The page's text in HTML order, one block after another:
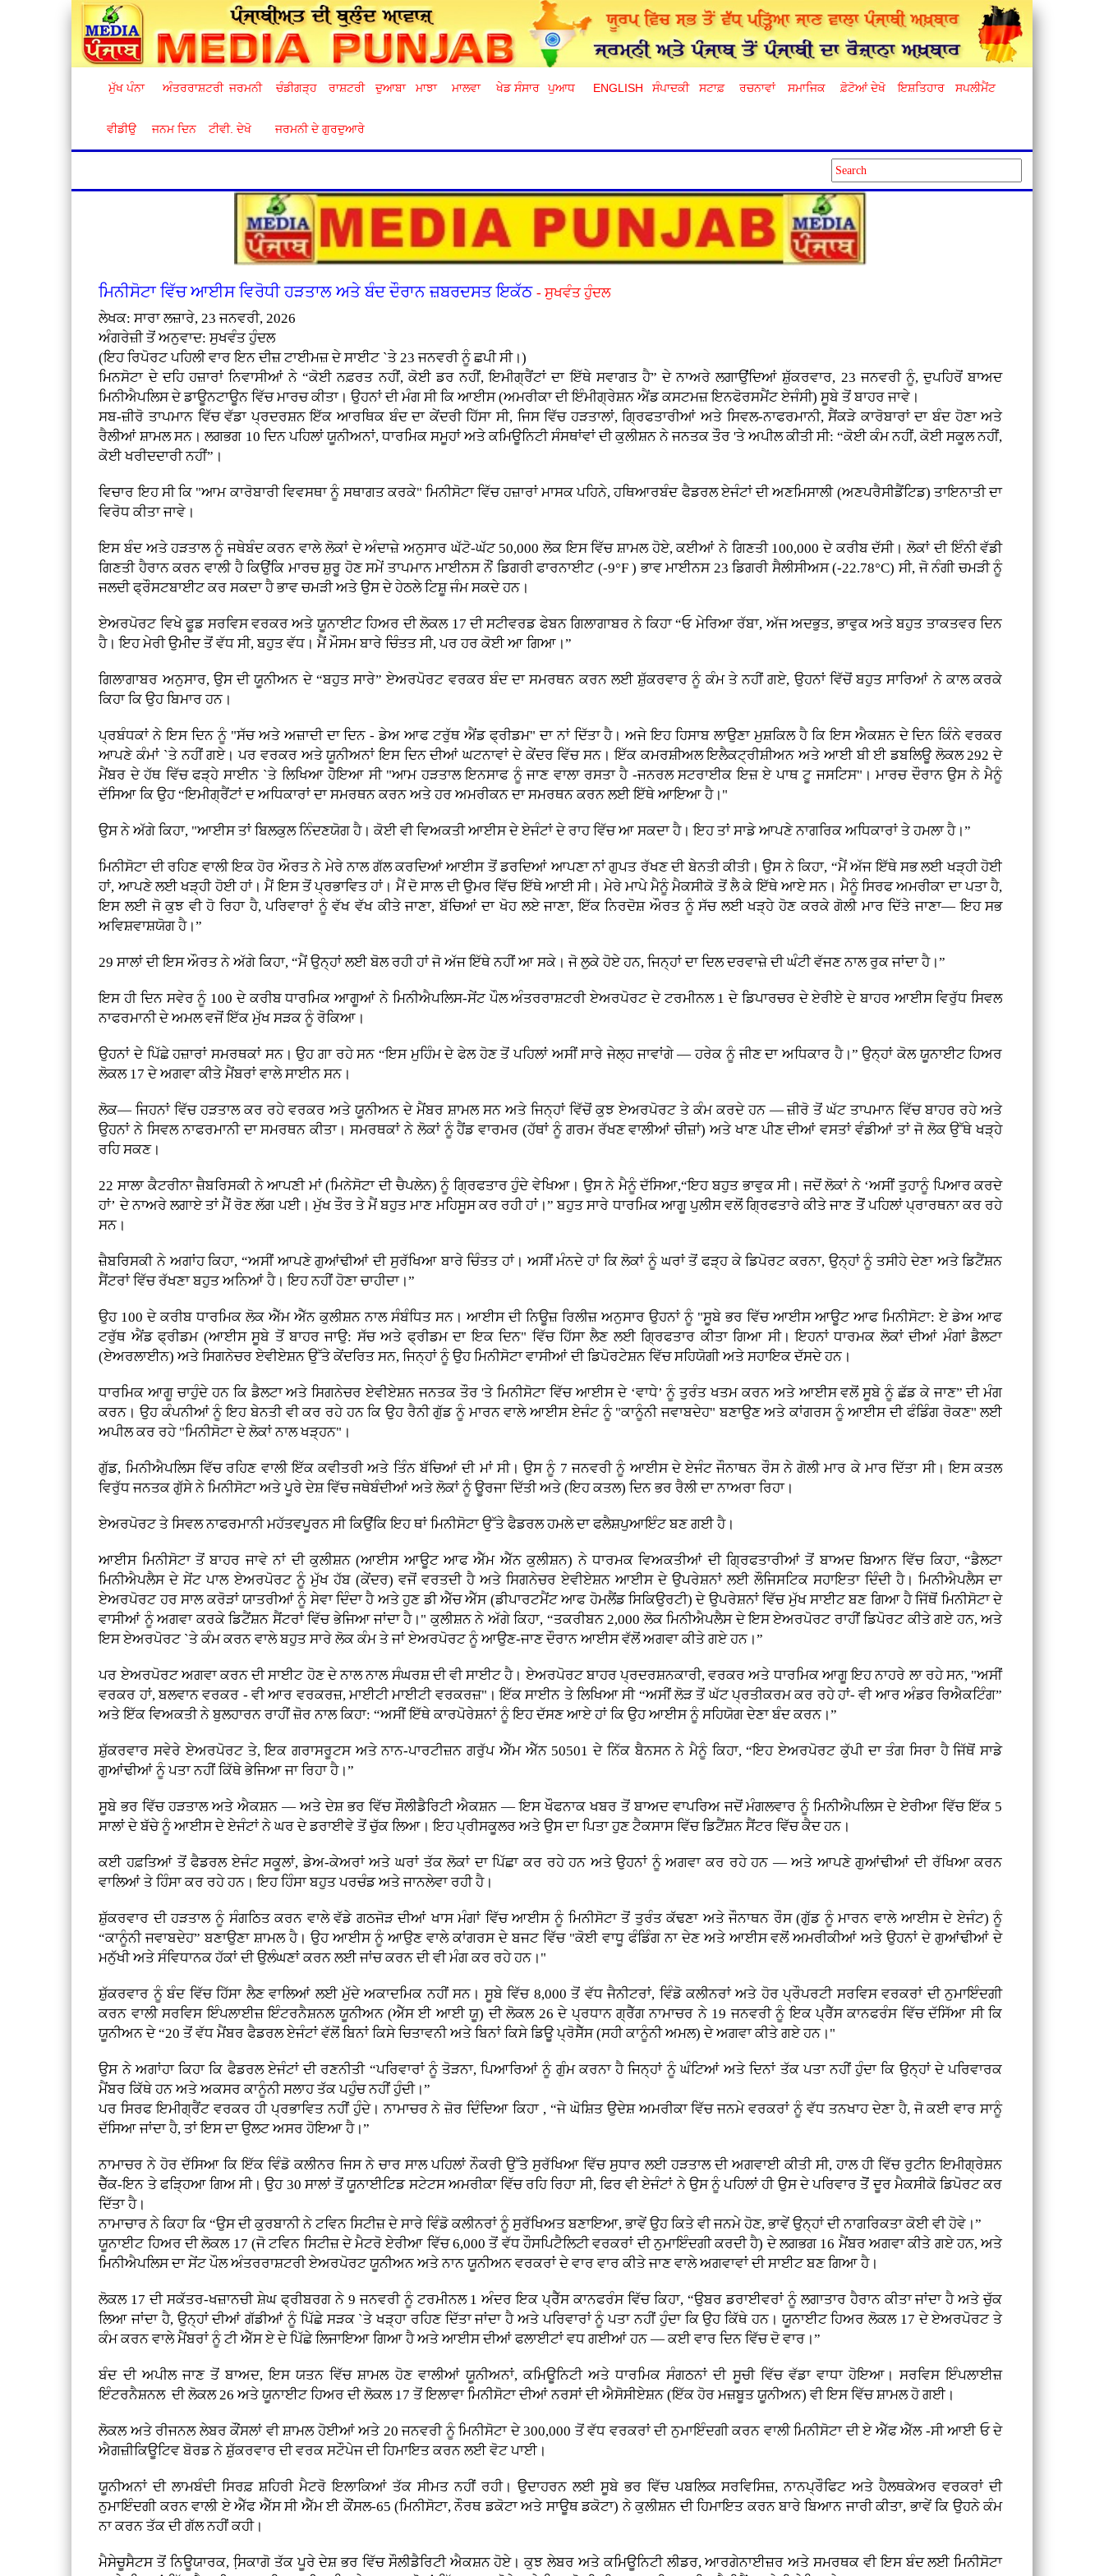
ਮੁੱਖ ਪੰਨਾ ਅੰਤਰਰਾਸ਼ਟਰੀ ਜਰਮਨੀ ਚੰਡੀਗੜ੍ਹ ਰਾਸ਼ਟਰੀ ਦੁਆਬਾ ਮਾਝਾ ਮਾਲਵਾ ਖੇਡ ਸੰਸਾਰ ਪੁਆਧ ENGLISH ਸੰਪਾਦਕੀ ਸਟਾਫ਼ ਰਚਨਾਵਾਂ ਸਮਾਜਿਕ ਫ਼ੋਟੋਆਂ ਦੇਖੋ ਇਸ਼ਤਿਹਾਰ ਸਪਲੀਮੈਂਟ
ਵੀਡੀਉ ਜਨਮ ਦਿਨ ਟੀਵੀ. ਦੇਖੋ ਜਰਮਨੀ ਦੇ ਗੁਰਦੁਆਰੇ
ਮਿਨੀਸੋਟਾ ਵਿੱਚ ਆਈਸ ਵਿਰੋਧੀ ਹੜਤਾਲ ਅਤੇ ਬੰਦ ਦੌਰਾਨ ਜ਼ਬਰਦਸਤ ਇਕੱਠ- ਸੁਖਵੰਤ ਹੁੰਦਲ
ਲੇਖਕ: ਸਾਰਾ ਲਜ਼ਾਰੇ, 23 ਜਨਵਰੀ, 2026
ਅੰਗਰੇਜ਼ੀ ਤੋਂ ਅਨੁਵਾਦ: ਸੁਖਵੰਤ ਹੁੰਦਲ
(ਇਹ ਰਿਪੋਰਟ ਪਹਿਲੀ ਵਾਰ ਇਨ ਦੀਜ਼ ਟਾਈਮਜ਼ ਦੇ ਸਾਈਟ `ਤੇ 23 ਜਨਵਰੀ ਨੂੰ ਛਪੀ ਸੀ।)
ਮਿਨਸੋਟਾ ਦੇ ਦਹਿ ਹਜ਼ਾਰਾਂ ਨਿਵਾਸੀਆਂ ਨੇ “ਕੋਈ ਨਫ਼ਰਤ ਨਹੀਂ, ਕੋਈ ਡਰ ਨਹੀਂ, ਇਮੀਗ੍ਰੈਂਟਾਂ ਦਾ ਇੱਥੇ ਸਵਾਗਤ ਹੈ” ਦੇ ਨਾਅਰੇ ਲਗਾਉਂਂਦਿਆਂ ਸ਼ੁੱਕਰਵਾਰ, 23 ਜਨਵਰੀ ਨੂੰ, ਦੁਪਹਿਰੋਂ ਬਾਅਦ
ਮਿਨੀਐਪਲਿਸ ਦੇ ਡਾਊਨਟਾਊਨ ਵਿੱਚ ਮਾਰਚ ਕੀਤਾ। ਉਹਨਾਂ ਦੀ ਮੰਗ ਸੀ ਕਿ ਆਈਸ (ਅਮਰੀਕਾ ਦੀ ਇੰਮੀਗ੍ਰੇਸ਼ਨ ਐਂਡ ਕਸਟਮਜ਼ ਇਨਫੋਰਸਮੈਂਟ ਏਜੰਸੀ) ਸੂਬੇ ਤੋਂ ਬਾਹਰ ਜਾਵੇ।
ਸਬ-ਜ਼ੀਰੋ ਤਾਪਮਾਨ ਵਿੱਚ ਵੱਡਾ ਪ੍ਰਦਰਸ਼ਨ ਇੱਕ ਆਰਥਿਕ ਬੰਦ ਦਾ ਕੇਂਦਰੀ ਹਿੱਸਾ ਸੀ, ਜਿਸ ਵਿੱਚ ਹੜਤਾਲਾਂ, ਗ੍ਰਿਫਤਾਰੀਆਂ ਅਤੇ ਸਿਵਲ-ਨਾਫਰਮਾਨੀ, ਸੈਂਕੜੇ ਕਾਰੋਬਾਰਾਂ ਦਾ ਬੰਦ ਹੋਣਾ ਅਤੇ
ਰੈਲੀਆਂ ਸ਼ਾਮਲ ਸਨ। ਲਗਭਗ 10 ਦਿਨ ਪਹਿਲਾਂ ਯੂਨੀਅਨਾਂ, ਧਾਰਮਿਕ ਸਮੂਹਾਂ ਅਤੇ ਕਮਿਊਨਿਟੀ ਸੰਸਥਾਂਵਾਂ ਦੀ ਕੁਲੀਸ਼ਨ ਨੇ ਜਨਤਕ ਤੌਰ 'ਤੇ ਅਪੀਲ ਕੀਤੀ ਸੀ: “ਕੋਈ ਕੰਮ ਨਹੀਂ, ਕੋਈ ਸਕੂਲ ਨਹੀਂ,
ਕੋਈ ਖਰੀਦਦਾਰੀ ਨਹੀਂ”।
ਵਿਚਾਰ ਇਹ ਸੀ ਕਿ "ਆਮ ਕਾਰੋਬਾਰੀ ਵਿਵਸਥਾ ਨੂੰ ਸਥਾਗਤ ਕਰਕੇ" ਮਿਨੀਸੋਟਾ ਵਿੱਚ ਹਜ਼ਾਰਾਂ ਮਾਸਕ ਪਹਿਨੇ, ਹਥਿਆਰਬੰਦ ਫੈਡਰਲ ਏਜੰਟਾਂ ਦੀ ਅਣਮਿਸਾਲੀ (ਅਣਪਰੈਸੀਡੈਂਟਿਡ) ਤਾਇਨਾਤੀ ਦਾ
ਵਿਰੋਧ ਕੀਤਾ ਜਾਵੇ।
ਇਸ ਬੰਦ ਅਤੇ ਹੜਤਾਲ ਨੂੰ ਜਥੇਬੰਦ ਕਰਨ ਵਾਲੇ ਲੋਕਾਂ ਦੇ ਅੰਦਾਜ਼ੇ ਅਨੁਸਾਰ ਘੱਟੋ-ਘੱਟ 50,000 ਲੋਕ ਇਸ ਵਿੱਚ ਸ਼ਾਮਲ ਹੋਏ, ਕਈਆਂ ਨੇ ਗਿਣਤੀ 100,000 ਦੇ ਕਰੀਬ ਦੱਸੀ। ਲੋਕਾਂ ਦੀ ਇੰਨੀ ਵੱਡੀ
ਗਿਣਤੀ ਹੈਰਾਨ ਕਰਨ ਵਾਲੀ ਹੈ ਕਿਉਂਕਿ ਮਾਰਚ ਸ਼ੁਰੂ ਹੋਣ ਸਮੇਂ ਤਾਪਮਾਨ ਮਾਈਨਸ ਨੌਂ ਡਿਗਰੀ ਫਾਰਨਾਈਟ (-9°F ) ਭਾਵ ਮਾਈਨਸ 23 ਡਿਗਰੀ ਸੈਲੀਸੀਅਸ (-22.78°C) ਸੀ, ਜੋ ਨੰਗੀ ਚਮੜੀ ਨੂੰ
ਜਲਦੀ ਫ੍ਰੌਸਟਬਾਈਟ ਕਰ ਸਕਦਾ ਹੈ ਭਾਵ ਚਮੜੀ ਅਤੇ ਉਸ ਦੇ ਹੇਠਲੇ ਟਿਸ਼ੂ ਜੰਮ ਸਕਦੇ ਹਨ।
ਏਅਰਪੋਰਟ ਵਿਖੇ ਫੂਡ ਸਰਵਿਸ ਵਰਕਰ ਅਤੇ ਯੂਨਾਈਟ ਹਿਅਰ ਦੀ ਲੋਕਲ 17 ਦੀ ਸਟੀਵਰਡ ਫੇਬਨ ਗਿਲਾਗਾਬਰ ਨੇ ਕਿਹਾ “ਓ ਮੇਰਿਆ ਰੱਬਾ, ਅੱਜ ਅਦਭੁਤ, ਭਾਵੁਕ ਅਤੇ ਬਹੁਤ ਤਾਕਤਵਰ ਦਿਨ
ਹੈ। ਇਹ ਮੇਰੀ ਉਮੀਦ ਤੋਂ ਵੱਧ ਸੀ, ਬਹੁਤ ਵੱਧ। ਮੈਂ ਮੌਸਮ ਬਾਰੇ ਚਿੰਤਤ ਸੀ, ਪਰ ਹਰ ਕੋਈ ਆ ਗਿਆ।”
ਗਿਲਾਗਾਬਰ ਅਨੁਸਾਰ, ਉਸ ਦੀ ਯੂਨੀਅਨ ਦੇ “ਬਹੁਤ ਸਾਰੇ” ਏਅਰਪੋਰਟ ਵਰਕਰ ਬੰਦ ਦਾ ਸਮਰਥਨ ਕਰਨ ਲਈ ਸ਼ੁੱਕਰਵਾਰ ਨੂੰ ਕੰਮ ਤੇ ਨਹੀਂ ਗਏ, ਉਹਨਾਂ ਵਿੱਚੋਂ ਬਹੁਤ ਸਾਰਿਆਂ ਨੇ ਕਾਲ ਕਰਕੇ
ਕਿਹਾ ਕਿ ਉਹ ਬਿਮਾਰ ਹਨ।
ਪ੍ਰਬੰਧਕਾਂ ਨੇ ਇਸ ਦਿਨ ਨੂੰ "ਸੱਚ ਅਤੇ ਅਜ਼ਾਦੀ ਦਾ ਦਿਨ - ਡੇਅ ਆਫ ਟਰੁੱਥ ਐਂਡ ਫ੍ਰੀਡਮ" ਦਾ ਨਾਂ ਦਿੱਤਾ ਹੈ। ਅਜੇ ਇਹ ਹਿਸਾਬ ਲਾਉਣਾ ਮੁਸ਼ਕਿਲ ਹੈ ਕਿ ਇਸ ਐਕਸ਼ਨ ਦੇ ਦਿਨ ਕਿੰਨੇ ਵਰਕਰ
ਆਪਣੇ ਕੰਮਾਂ `ਤੇ ਨਹੀਂ ਗਏ। ਪਰ ਵਰਕਰ ਅਤੇ ਯੂਨੀਅਨਾਂ ਇਸ ਦਿਨ ਦੀਆਂ ਘਟਨਾਵਾਂ ਦੇ ਕੇਂਦਰ ਵਿੱਚ ਸਨ। ਇੱਕ ਕਮਰਸ਼ੀਅਲ ਇਲੈਕਟ੍ਰੀਸ਼ੀਅਨ ਅਤੇ ਆਈ ਬੀ ਈ ਡਬਲਿਊ ਲੋਕਲ 292 ਦੇ
ਮੈਂਬਰ ਦੇ ਹੱਥ ਵਿੱਚ ਫੜ੍ਹੇ ਸਾਈਨ `ਤੇ ਲਿਖਿਆ ਹੋੋਇਆ ਸੀ "ਆਮ ਹੜਤਾਲ ਇਨਸਾਫ ਨੂੰ ਜਾਣ ਵਾਲਾ ਰਸਤਾ ਹੈ -ਜਨਰਲ ਸਟਰਾਈਕ ਇਜ਼ ਏ ਪਾਥ ਟੂ ਜਸਟਿਸ"। ਮਾਰਚ ਦੌਰਾਨ ਉਸ ਨੇ ਮੈਨੂੰ
ਦੱਸਿਆ ਕਿ ਉਹ “ਇਮੀਗ੍ਰੈਂਟਾਂ ਦ ਅਧਿਕਾਰਾਂ ਦਾ ਸਮਰਥਨ ਕਰਨ ਅਤੇ ਹਰ ਅਮਰੀਕਨ ਦਾ ਸਮਰਥਨ ਕਰਨ ਲਈ ਇੱਥੇ ਆਇਆ ਹੈ।"
ਉਸ ਨੇ ਅੱਗੇ ਕਿਹਾ, "ਆਈਸ ਤਾਂ ਬਿਲਕੁਲ ਨਿੰਦਣਯੋਗ ਹੈ। ਕੋਈ ਵੀ ਵਿਅਕਤੀ ਆਈਸ ਦੇ ਏਜੰਟਾਂ ਦੇ ਰਾਹ ਵਿੱਚ ਆ ਸਕਦਾ ਹੈ। ਇਹ ਤਾਂ ਸਾਡੇ ਆਪਣੇ ਨਾਗਰਿਕ ਅਧਿਕਾਰਾਂ ਤੇ ਹਮਲਾ ਹੈ।”
ਮਿਨੀਸੋਟਾ ਦੀ ਰਹਿਣ ਵਾਲੀ ਇਕ ਹੋਰ ਔਰਤ ਨੇ ਮੇਰੇ ਨਾਲ ਗੱਲ ਕਰਦਿਆਂ ਆਈਸ ਤੋਂ ਡਰਦਿਆਂ ਆਪਣਾ ਨਾਂ ਗੁਪਤ ਰੱਖਣ ਦੀ ਬੇਨਤੀ ਕੀਤੀ। ਉਸ ਨੇ ਕਿਹਾ, “ਮੈਂ ਅੱਜ ਇੱਥੇ ਸਭ ਲਈ ਖੜ੍ਹੀ ਹੋਈ
ਹਾਂ, ਆਪਣੇ ਲਈ ਖੜ੍ਹੀ ਹੋਈ ਹਾਂ। ਮੈਂ ਇਸ ਤੋਂ ਪ੍ਰਭਾਵਿਤ ਹਾਂ। ਮੈਂ ਦੋ ਸਾਲ ਦੀ ਉਮਰ ਵਿੱਚ ਇੱਥੇ ਆਈ ਸੀ। ਮੇਰੇ ਮਾਪੇ ਮੈਨੂੰ ਮੈਕਸੀਕੋ ਤੋਂ ਲੈ ਕੇ ਇੱਥੇ ਆਏ ਸਨ। ਮੈਨੂੰ ਸਿਰਫ ਅਮਰੀਕਾ ਦਾ ਪਤਾ ਹੈ,
ਇਸ ਲਈ ਜੋ ਕੁਝ ਵੀ ਹੋ ਰਿਹਾ ਹੈ, ਪਰਿਵਾਰਾਂ ਨੂੰ ਵੱਖ ਵੱਖ ਕੀਤੇ ਜਾਣਾ, ਬੱਚਿਆਂ ਦਾ ਖੋਹ ਲਏ ਜਾਣਾ, ਇੱਕ ਨਿਰਦੋਸ਼ ਔਰਤ ਨੂੰ ਸੱਚ ਲਈ ਖੜ੍ਹੇ ਹੋਣ ਕਰਕੇ ਗੋਲੀ ਮਾਰ ਦਿੱਤੇ ਜਾਣਾ— ਇਹ ਸਭ
ਅਵਿਸ਼ਵਾਸ਼ਯੋਗ ਹੈ।”
29 ਸਾਲਾਂ ਦੀ ਇਸ ਔਰਤ ਨੇ ਅੱਗੇ ਕਿਹਾ, “ਮੈਂ ਉਨ੍ਹਾਂ ਲਈ ਬੋਲ ਰਹੀ ਹਾਂ ਜੋ ਅੱਜ ਇੱਥੇ ਨਹੀਂ ਆ ਸਕੇ। ਜੋ ਲੁਕੇ ਹੋਏ ਹਨ, ਜਿਨ੍ਹਾਂ ਦਾ ਦਿਲ ਦਰਵਾਜ਼ੇ ਦੀ ਘੰਟੀ ਵੱਜਣ ਨਾਲ ਰੁਕ ਜਾਂਦਾ ਹੈ।”
ਇਸ ਹੀ ਦਿਨ ਸਵੇਰ ਨੂੰ 100 ਦੇ ਕਰੀਬ ਧਾਰਮਿਕ ਆਗੂਆਂ ਨੇ ਮਿਨੀਐਪਲਿਸ-ਸੇਂਟ ਪੌਲ ਅੰਤਰਰਾਸ਼ਟਰੀ ਏਅਰਪੋਰਟ ਦੇ ਟਰਮੀਨਲ 1 ਦੇ ਡਿਪਾਰਚਰ ਦੇ ਏਰੀਏ ਦੇ ਬਾਹਰ ਆਈਸ ਵਿਰੁੱਧ ਸਿਵਲ
ਨਾਫਰਮਾਨੀ ਦੇ ਅਮਲ ਵਜੋਂ ਇੱਕ ਮੁੱਖ ਸੜਕ ਨੂੰ ਰੋਕਿਆ।
ਉਹਨਾਂ ਦੇ ਪਿੱਛੇ ਹਜ਼ਾਰਾਂ ਸਮਰਥਕਾਂ ਸਨ। ਉਹ ਗਾ ਰਹੇ ਸਨ “ਇਸ ਮੁਹਿੰਮ ਦੇ ਫੇਲ ਹੋਣ ਤੋਂ ਪਹਿਲਾਂ ਅਸੀਂ ਸਾਰੇ ਜੇਲ੍ਹ ਜਾਵਾਂਗੇ — ਹਰੇਕ ਨੂੰ ਜੀਣ ਦਾ ਅਧਿਕਾਰ ਹੈ।” ਉਨ੍ਹਾਂ ਕੋਲ ਯੂਨਾਈਟ ਹਿਅਰ
ਲੋਕਲ 17 ਦੇ ਅਗਵਾ ਕੀਤੇ ਮੈਂਬਰਾਂ ਵਾਲੇ ਸਾਈਨ ਸਨ।
ਲੋਕ— ਜਿਹਨਾਂ ਵਿੱਚ ਹੜਤਾਲ ਕਰ ਰਹੇ ਵਰਕਰ ਅਤੇ ਯੂਨੀਅਨ ਦੇ ਮੈਂਬਰ ਸ਼ਾਮਲ ਸਨ ਅਤੇ ਜਿਨ੍ਹਾਂ ਵਿੱਚੋਂ ਕੁਝ ਏਅਰਪੋਰਟ ਤੇ ਕੰਮ ਕਰਦੇ ਹਨ — ਜ਼ੀਰੋ ਤੋਂ ਘੱਟ ਤਾਪਮਾਨ ਵਿੱਚ ਬਾਹਰ ਰਹੇ ਅਤੇ
ਉਹਨਾਂ ਨੇ ਸਿਵਲ ਨਾਫਰਮਾਨੀ ਦਾ ਸਮਰਥਨ ਕੀਤਾ। ਸਮਰਥਕਾਂ ਨੇ ਲੋਕਾਂ ਨੂੰ ਹੈਂਡ ਵਾਰਮਰ (ਹੱਥਾਂ ਨੂੰ ਗਰਮ ਰੱਖਣ ਵਾਲੀਆਂ ਚੀਜ਼ਾਂ) ਅਤੇ ਖਾਣ ਪੀਣ ਦੀਆਂ ਵਸਤਾਂ ਵੰਡੀਆਂ ਤਾਂ ਜੋ ਲੋਕ ਉੱਥੇ ਖੜ੍ਹੇ
ਰਹਿ ਸਕਣ।
22 ਸਾਲਾ ਕੈਟਰੀਨਾ ਜ਼ੈਬਰਿਸਕੀ ਨੇ ਆਪਣੀ ਮਾਂ (ਮਿਨੇਸੋਟਾ ਦੀ ਚੈਪਲੇਨ) ਨੂੰ ਗ੍ਰਿਫਤਾਰ ਹੁੰਦੇ ਵੇਖਿਆ। ਉਸ ਨੇ ਮੈਨੂੰ ਦੱਸਿਆ,“ਇਹ ਬਹੁਤ ਭਾਵੁਕ ਸੀ। ਜਦੋਂ ਲੋਕਾਂ ਨੇ ‘ਅਸੀਂ ਤੁਹਾਨੂੰ ਪਿਆਰ ਕਰਦੇ
ਹਾਂ’ ਦੇ ਨਾਅਰੇ ਲਗਾਏ ਤਾਂ ਮੈਂ ਰੋਣ ਲੱਗ ਪਈ। ਮੁੱਖ ਤੌਰ ਤੇ ਮੈਂ ਬਹੁਤ ਮਾਣ ਮਹਿਸੂਸ ਕਰ ਰਹੀ ਹਾਂ।” ਬਹੁਤ ਸਾਰੇ ਧਾਰਮਿਕ ਆਗੂ ਪੁਲੀਸ ਵਲੋਂ ਗ੍ਰਿਫਤਾਰੇ ਕੀਤੇ ਜਾਣ ਤੋੋਂ ਪਹਿਲਾਂ ਪ੍ਰਾਰਥਨਾ ਕਰ ਰਹੇ
ਸਨ।
ਜ਼ੈਬਰਿਸਕੀ ਨੇ ਅਗਾਂਹ ਕਿਹਾ, “ਅਸੀਂ ਆਪਣੇ ਗੁਆਂਢੀਆਂ ਦੀ ਸੁਰੱਖਿਆ ਬਾਰੇ ਚਿੰਤਤ ਹਾਂ। ਅਸੀਂ ਮੰਨਦੇ ਹਾਂ ਕਿ ਲੋਕਾਂ ਨੂੰ ਘਰਾਂ ਤੋਂ ਫੜ੍ਹ ਕੇ ਡਿਪੋਰਟ ਕਰਨਾ, ਉਨ੍ਹਾਂ ਨੂੰ ਤਸੀਹੇ ਦੇਣਾ ਅਤੇ ਡਿਟੈਂਸ਼ਨ
ਸੈਂਟਰਾਂ ਵਿੱਚ ਰੱਖਣਾ ਬਹੁਤ ਅਨਿਆਂ ਹੈ। ਇਹ ਨਹੀਂ ਹੋਣਾ ਚਾਹੀਦਾ।”
ਉਹ 100 ਦੇ ਕਰੀਬ ਧਾਰਮਿਕ ਲੋਕ ਐੱਮ ਐੱਨ ਕੁਲੀਸ਼ਨ ਨਾਲ ਸੰਬੰਧਿਤ ਸਨ। ਆਈਸ ਦੀ ਨਿਊਜ਼ ਰਿਲੀਜ਼ ਅਨੁਸਾਰ ਉਹਨਾਂ ਨੂੰ "ਸੂਬੇ ਭਰ ਵਿੱਚ ਆਈਸ ਆਊਟ ਆਫ ਮਿਨੀਸੋਟਾ: ਏ ਡੇਅ ਆਫ
ਟਰੁੱਥ ਐਂਡ ਫ੍ਰੀਡਮ (ਆਈਸ ਸੂਬੇ ਤੋਂ ਬਾਹਰ ਜਾਉ: ਸੱਚ ਅਤੇ ਫ੍ਰੀਡਮ ਦਾ ਇਕ ਦਿਨ" ਵਿੱਚ ਹਿੱਸਾ ਲੈਣ ਲਈ ਗ੍ਰਿਫਤਾਰ ਕੀਤਾ ਗਿਆ ਸੀ। ਇਹਨਾਂ ਧਾਰਮਕ ਲੋਕਾਂ ਦੀਆਂ ਮੰਗਾਂ ਡੈਲਟਾ
(ਏਅਰਲਾਈਨ) ਅਤੇ ਸਿਗਨੇਚਰ ਏਵੀਏਸ਼ਨ ਉੱਤੇ ਕੇਂਦਰਿਤ ਸਨ, ਜਿਨ੍ਹਾਂ ਨੂੰ ਉਹ ਮਿਨੀਸੋਟਾ ਵਾਸੀਆਂ ਦੀ ਡਿਪੋਰਟੇਸ਼ਨ ਵਿੱਚ ਸਹਿਯੋਗੀ ਅਤੇ ਸਹਾਇਕ ਦੱਸਦੇ ਹਨ।
ਧਾਰਮਿਕ ਆਗੂ ਚਾਹੁੰਦੇ ਹਨ ਕਿ ਡੈਲਟਾ ਅਤੇ ਸਿਗਨੇਚਰ ਏਵੀਏਸ਼ਨ ਜਨਤਕ ਤੌਰ 'ਤੇ ਮਿਨੀਸੋਟਾ ਵਿੱਚ ਆਈਸ ਦੇ ‘ਵਾਧੇ’ ਨੂੰ ਤੁਰੰਤ ਖਤਮ ਕਰਨ ਅਤੇ ਆਈਸ ਵਲੋਂ ਸੂਬੇ ਨੂੰ ਛੱਡ ਕੇ ਜਾਣ” ਦੀ ਮੰਗ
ਕਰਨ। ਉਹ ਕੰਪਨੀਆਂ ਨੂੰ ਇਹ ਬੇਨਤੀ ਵੀ ਕਰ ਰਹੇ ਹਨ ਕਿ ਉਹ ਰੈਨੀ ਗੁੱਡ ਨੂੰ ਮਾਰਨ ਵਾਲੇ ਆਈਸ ਏਜੰਟ ਨੂੰ "ਕਾਨੂੰਨੀ ਜਵਾਬਦੇਹ" ਬਣਾਉਣ ਅਤੇ ਕਾਂਗਰਸ ਨੂੰ ਆਈਸ ਦੀ ਫੰਡਿੰਗ ਰੋਕਣ" ਲਈ
ਅਪੀਲ ਕਰ ਰਹੇ "ਮਿਨੀਸੋਟਾ ਦੇ ਲੋਕਾਂ ਨਾਲ ਖੜ੍ਹਨ"।
ਗੁੱਡ, ਮਿਨੀਐਪਲਿਸ ਵਿੱਚ ਰਹਿਣ ਵਾਲੀ ਇੱਕ ਕਵੀਤਰੀ ਅਤੇ ਤਿੰਨ ਬੱਚਿਆਂ ਦੀ ਮਾਂ ਸੀ। ਉਸ ਨੂੰ 7 ਜਨਵਰੀ ਨੂੰ ਆਈਸ ਦੇ ਏਜੰਟ ਜੌਨਾਥਨ ਰੌਸ ਨੇ ਗੋਲੀ ਮਾਰ ਕੇ ਮਾਰ ਦਿੱਤਾ ਸੀ। ਇਸ ਕਤਲ
ਵਿਰੁੱਧ ਜਨਤਕ ਗੁੱਸੇ ਨੇ ਮਿਨੀਸੋਟਾ ਅਤੇ ਪੂਰੇ ਦੇਸ਼ ਵਿੱਚ ਜਥੇਬੰਦੀਆਂ ਅਤੇ ਲੋਕਾਂ ਨੂੰ ਊਰਜਾ ਦਿੱਤੀ ਅਤੇ (ਇਹ ਕਤਲ) ਦਿਨ ਭਰ ਰੈਲੀ ਦਾ ਨਾਅਰਾ ਰਿਹਾ।
ਏਅਰਪੋਰਟ ਤੇ ਸਿਵਲ ਨਾਫਰਮਾਨੀ ਮਹੱਤਵਪੂਰਨ ਸੀ ਕਿਉਂਕਿ ਇਹ ਥਾਂ ਮਿਨੀਸੋਟਾ ਉੱਤੇ ਫੈਡਰਲ ਹਮਲੇ ਦਾ ਫਲੈਸ਼ਪੁਆਇੰਟ ਬਣ ਗਈ ਹੈ।
ਆਈਸ ਮਿਨੀਸੋਟਾ ਤੋਂ ਬਾਹਰ ਜਾਵੇ ਨਾਂ ਦੀ ਕੁਲੀਸ਼ਨ (ਆਈਸ ਆਊਟ ਆਫ ਐੱਮ ਐੱਨ ਕੁਲੀਸ਼ਨ) ਨੇ ਧਾਰਮਕ ਵਿਅਕਤੀਆਂ ਦੀ ਗ੍ਰਿਫਤਾਰੀਆਂ ਤੋਂ ਬਾਅਦ ਬਿਆਨ ਵਿੱਚ ਕਿਹਾ, “ਡੈਲਟਾ
ਮਿਨੀਐਪਲੈਸ ਦੇ ਸੇਂਟ ਪਾਲ ਏਅਰਪੋਰਟ ਨੂੰ ਮੁੱਖ ਹੱਬ (ਕੇਂਦਰ) ਵਜੋਂ ਵਰਤਦੀ ਹੈ ਅਤੇ ਸਿਗਨੇਚਰ ਏਵੀਏਸ਼ਨ ਆਈਸ ਦੇ ਉਪਰੇਸ਼ਨਾਂ ਲਈ ਲੌਜਿਸਟਿਕ ਸਹਾਇਤਾ ਦਿੰਦੀ ਹੈ। ਮਿਨੀਐਪਲੈਸ ਦਾ
ਏਅਰਪੋਰਟ ਹਰ ਸਾਲ ਕਰੋੜਾਂ ਯਾਤਰੀਆਂ ਨੂੰ ਸੇਵਾ ਦਿੰਦਾ ਹੈ ਅਤੇ ਹੁਣ ਡੀ ਐੱਚ ਐੱਸ (ਡੀਪਾਰਟਮੈਂਟ ਆਫ ਹੋਮਲੈਂਡ ਸਿਕਿਉਰਟੀ) ਦੇ ਉਪਰੇਸ਼ਨਾਂ ਵਿੱਚ ਮੁੱਖ ਸਾਈਟ ਬਣ ਗਿਆ ਹੈ ਜਿੱਥੋਂ ਮਿਨੀਸੋਟਾ ਦੇ
ਵਾਸੀਆਂ ਨੂੰ ਅਗਵਾ ਕਰਕੇ ਡਿਟੈਂਸ਼ਨ ਸੈਂਟਰਾਂ ਵਿੱਚ ਭੇਜਿਆ ਜਾਂਦਾ ਹੈ।" ਕੁਲੀਸ਼ਨ ਨੇ ਅੱਗੇ ਕਿਹਾ, “ਤਕਰੀਬਨ 2,000 ਲੋਕ ਮਿਨੀਐਪਲੈਸ ਦੇ ਇਸ ਏਅਰਪੋਰਟ ਰਾਹੀਂ ਡਿਪੋਰਟ ਕੀਤੇ ਗਏ ਹਨ, ਅਤੇ
ਇਸ ਏਅਰਪੋਰਟ `ਤੇ ਕੰਮ ਕਰਨ ਵਾਲੇ ਬਹੁਤ ਸਾਰੇ ਲੋਕ ਕੰਮ ਤੇ ਜਾਂ ਏਅਰਪੋਰਟ ਨੂੰ ਆਉਣ-ਜਾਣ ਦੌਰਾਨ ਆਈਸ ਵੱਲੋਂ ਅਗਵਾ ਕੀਤੇ ਗਏ ਹਨ।”
ਪਰ ਏਅਰਪੋਰਟ ਅਗਵਾ ਕਰਨ ਦੀ ਸਾਈਟ ਹੋਣ ਦੇ ਨਾਲ ਨਾਲ ਸੰਘਰਸ਼ ਦੀ ਵੀ ਸਾਈਟ ਹੈ। ਏਅਰਪੋਰਟ ਬਾਹਰ ਪ੍ਰਦਰਸ਼ਨਕਾਰੀ, ਵਰਕਰ ਅਤੇ ਧਾਰਮਿਕ ਆਗੂ ਇਹ ਨਾਹਰੇ ਲਾ ਰਹੇ ਸਨ, "ਅਸੀਂ
ਵਰਕਰ ਹਾਂ, ਬਲਵਾਨ ਵਰਕਰ - ਵੀ ਆਰ ਵਰਕਰਜ਼, ਮਾਈਟੀ ਮਾਈਟੀ ਵਰਕਰਜ਼"। ਇੱਕ ਸਾਈਨ ਤੇ ਲਿਖਿਆ ਸੀ “ਅਸੀਂ ਲੋੜ ਤੋਂ ਘੱਟ ਪ੍ਰਤੀਕਰਮ ਕਰ ਰਹੇ ਹਾਂ- ਵੀ ਆਰ ਅੰਡਰ ਰਿਐਕਟਿੰਗ”
ਅਤੇ ਇੱਕ ਵਿਅਕਤੀ ਨੇ ਬੁਲਹਾਰਨ ਰਾਹੀਂ ਜ਼ੋਰ ਨਾਲ ਕਿਹਾ: “ਅਸੀਂ ਇੱਥੇ ਕਾਰਪੋਰੇਸ਼ਨਾਂ ਨੂੰ ਇਹ ਦੱਸਣ ਆਏ ਹਾਂ ਕਿ ਉਹ ਆਈਸ ਨੂੰ ਸਹਿਯੋਗ ਦੇਣਾ ਬੰਦ ਕਰਨ।”
ਸ਼ੁੱਕਰਵਾਰ ਸਵੇਰੇ ਏਅਰਪੋਰਟ ਤੇ, ਇਕ ਗਰਾਸਰੂਟਸ ਅਤੇ ਨਾਨ-ਪਾਰਟੀਜ਼ਨ ਗਰੁੱਪ ਐੱਮ ਐੱਨ 50501 ਦੇ ਨਿੱਕ ਬੈਨਸਨ ਨੇ ਮੈਨੂੰ ਕਿਹਾ, “ਇਹ ਏਅਰਪੋਰਟ ਕੁੱਪੀ ਦਾ ਤੰਗ ਸਿਰਾ ਹੈ ਜਿੱਥੋਂ ਸਾਡੇ
ਗੁਆਂਢੀਆਂ ਨੂੰ ਪਤਾ ਨਹੀਂ ਕਿੱਥੇ ਭੇਜਿਆ ਜਾ ਰਿਹਾ ਹੈ।”
ਸੂਬੇ ਭਰ ਵਿੱਚ ਹੜਤਾਲ ਅਤੇ ਐਕਸ਼ਨ — ਅਤੇ ਦੇਸ਼ ਭਰ ਵਿੱਚ ਸੌਲੀਡੈਰਿਟੀ ਐਕਸ਼ਨ — ਇਸ ਖੌਫਨਾਕ ਖਬਰ ਤੋਂ ਬਾਅਦ ਵਾਪਰਿਅ ਜਦੋਂ ਮੰਗਲਵਾਰ ਨੂੰ ਮਿਨੀਐਪਲਿਸ ਦੇ ਏਰੀਆ ਵਿੱਚ ਇੱਕ 5
ਸਾਲਾਂ ਦੇ ਬੱਚੇ ਨੂੰ ਆਈਸ ਦੇ ਏਜੰਟਾਂ ਨੇ ਘਰ ਦੇ ਡਰਾਈਵੇ ਤੋਂ ਚੁੱਕ ਲਿਆ। ਇਹ ਪ੍ਰੀਸਕੂਲਰ ਅਤੇ ਉਸ ਦਾ ਪਿਤਾ ਹੁਣ ਟੈਕਸਾਸ ਵਿੱਚ ਡਿਟੈਂਸ਼ਨ ਸੈਂਟਰ ਵਿੱਚ ਕੈਦ ਹਨ।
ਕਈ ਹਫ਼ਤਿਆਂ ਤੋਂ ਫੈਡਰਲ ਏਜੰਟ ਸਕੂਲਾਂ, ਡੇਅ-ਕੇਅਰਾਂ ਅਤੇ ਘਰਾਂ ਤੱਕ ਲੋਕਾਂ ਦਾ ਪਿੱਛਾ ਕਰ ਰਹੇ ਹਨ ਅਤੇ ਉਹਨਾਂ ਨੂੰ ਅਗਵਾ ਕਰ ਰਹੇ ਹਨ — ਅਤੇ ਆਪਣੇ ਗੁਆਂਢੀਆਂ ਦੀ ਰੱਖਿਆ ਕਰਨ
ਵਾਲਿਆਂ ਤੇ ਹਿੰਸਾ ਕਰ ਰਹੇ ਹਨ। ਇਹ ਹਿੰਸਾ ਬਹੁਤ ਪਰਚੰਡ ਅਤੇ ਜਾਨਲੇਵਾ ਰਹੀ ਹੈ।
ਸ਼ੁੱਕਰਵਾਰ ਦੀ ਹੜਤਾਲ ਨੂੰ ਸੰਗਠਿਤ ਕਰਨ ਵਾਲੇ ਵੱਡੇ ਗਠਜੋੜ ਦੀਆਂ ਖਾਸ ਮੰਗਾਂ ਵਿੱਚ ਆਈਸ ਨੂੰ ਮਿਨੀਸੋਟਾ ਤੋਂ ਤੁਰੰਤ ਕੱਢਣਾ ਅਤੇ ਜੌਨਾਥਨ ਰੌਸ (ਗੁੱਡ ਨੂੰ ਮਾਰਨ ਵਾਲੇ ਆਈਸ ਦੇ ਏਜੰਟ) ਨੂੰ
“ਕਾਨੂੰਨੀ ਜਵਾਬਦੇਹ” ਬਣਾਉਣਾ ਸ਼ਾਮਲ ਹੈ। ਉਹ ਆਈਸ ਨੂੰ ਆਉਣ ਵਾਲੇ ਕਾਂਗਰਸ ਦੇ ਬਜਟ ਵਿੱਚ "ਕੋਈ ਵਾਧੂ ਫੰਡਿੰਗ ਨਾ ਦੇਣ ਅਤੇ ਆਈਸ ਵਲੋਂ ਅਮਰੀਕੀਆਂ ਅਤੇ ਉਹਨਾਂ ਦੇ ਗੁਆਂਢੀਆਂ ਦੇ
ਮਨੁੱਖੀ ਅਤੇ ਸੰਵਿਧਾਨਕ ਹੱਕਾਂ ਦੀ ਉਲੰਘਣਾਂ ਕਰਨ ਲਈ ਜਾਂਚ ਕਰਨ ਦੀ ਵੀ ਮੰਗ ਕਰ ਰਹੇ ਹਨ।"
ਸ਼ੁੱਕਰਵਾਰ ਨੂੰ ਬੰਦ ਵਿੱਚ ਹਿੱਸਾ ਲੈਣ ਵਾਲਿਆਂ ਲਈ ਮੁੱਦੇ ਅਕਾਦਮਿਕ ਨਹੀਂ ਸਨ। ਸੂਬੇ ਵਿੱਚ 8,000 ਤੋਂ ਵੱਧ ਜੈਨੀਟਰਾਂ, ਵਿੰਡੋ ਕਲੀਨਰਾਂ ਅਤੇ ਹੋਰ ਪ੍ਰੌਪਰਟੀ ਸਰਵਿਸ ਵਰਕਰਾਂ ਦੀ ਨੁਮਾਇੰਦਗੀ
ਕਰਨ ਵਾਲੀ ਸਰਵਿਸ ਇੰਪਲਾਈਜ਼ ਇੰਟਰਨੈਸ਼ਨਲ ਯੂਨੀਅਨ (ਐੱਸ ਈ ਆਈ ਯੂ) ਦੀ ਲੋਕਲ 26 ਦੇ ਪ੍ਰਧਾਨ ਗ੍ਰੈੱਗ ਨਾਮਾਚਰ ਨੇ 19 ਜਨਵਰੀ ਨੂੰ ਇਕ ਪ੍ਰੈੱਸ ਕਾਨਫਰੰਸ ਵਿੱਚ ਦੱਸਿੱਆ ਸੀ ਕਿ
ਯੂਨੀਅਨ ਦੇ “20 ਤੋਂ ਵੱਧ ਮੈਂਬਰ ਫੈਡਰਲ ਏਜੰਟਾਂ ਵੱਲੋਂ ਬਿਨਾਂ ਕਿਸੇ ਚਿਤਾਵਨੀ ਅਤੇ ਬਿਨਾਂ ਕਿਸੇ ਡਿਊ ਪ੍ਰੋਸੈੱਸ (ਸਹੀ ਕਾਨੂੰਨੀ ਅਮਲ) ਦੇ ਅਗਵਾ ਕੀਤੇ ਗਏ ਹਨ।"
ਉਸ ਨੇ ਅਗਾਂਹਾ ਕਿਹਾ ਕਿ ਫੈਡਰਲ ਏਜੰਟਾਂ ਦੀ ਰਣਨੀਤੀ “ਪਰਿਵਾਰਾਂ ਨੂੰ ਤੋੜਨਾ, ਪਿਆਰਿਆਂ ਨੂੰ ਗੁੰਮ ਕਰਨਾ ਹੈ ਜਿਨ੍ਹਾਂ ਨੂੰ ਘੰਟਿਆਂ ਅਤੇ ਦਿਨਾਂ ਤੱਕ ਪਤਾ ਨਹੀਂ ਹੁੰਦਾ ਕਿ ਉਨ੍ਹਾਂ ਦੇ ਪਰਿਵਾਰਕ
ਮੈਂਬਰ ਕਿੱਥੇ ਹਨ ਅਤੇ ਅਕਸਰ ਕਾਨੂੰਨੀ ਸਲਾਹ ਤੱਕ ਪਹੁੰਚ ਨਹੀਂ ਹੁੰਦੀ।”
ਪਰ ਸਿਰਫ ਇਮੀਗ੍ਰੈਂਟ ਵਰਕਰ ਹੀ ਪ੍ਰਭਾਵਿਤ ਨਹੀਂ ਹੁੰਦੇ। ਨਾਮਾਚਰ ਨੇ ਜ਼ੋਰ ਦਿੰਦਿਆ ਕਿਹਾ , “ਜੇ ਘੋਸ਼ਿਤ ਉਦੇਸ਼ ਅਮਰੀਕਾ ਵਿੱਚ ਜਨਮੇ ਵਰਕਰਾਂ ਨੂੰ ਵੱਧ ਤਨਖਾਹ ਦੇਣਾ ਹੈ, ਜੋ ਕਈ ਵਾਰ ਸਾਨੂੰ
ਦੱਸਿਆ ਜਾਂਦਾ ਹੈ, ਤਾਂ ਇਸ ਦਾ ਉਲਟ ਅਸਰ ਹੋਇਆ ਹੈ।”
ਨਾਮਾਚਰ ਨੇ ਹੋਰ ਦੱਸਿਆ ਕਿ ਇੱਕ ਵਿੰਡੋ ਕਲੀਨਰ ਜਿਸ ਨੇ ਚਾਰ ਸਾਲ ਪਹਿਲਾਂ ਨੌਕਰੀ ਉੱਤੇੇ ਸੁਰੱਖਿਆ ਵਿੱਚ ਸੁਧਾਰ ਲਈ ਹੜਤਾਲ ਦੀ ਅਗਵਾਈ ਕੀਤੀ ਸੀ, ਹਾਲ ਹੀ ਵਿੱਚ ਰੁਟੀਨ ਇਮੀਗ੍ਰੇਸ਼ਨ
ਚੈੱਕ-ਇਨ ਤੇ ਫੜ੍ਹਿਆ ਗਿਅ ਸੀ। ਉਹ 30 ਸਾਲਾਂ ਤੋਂ ਯੂਨਾਈਟਿਡ ਸਟੇਟਸ ਅਮਰੀਕਾ ਵਿੱਚ ਰਹਿ ਰਿਹਾ ਸੀ, ਫਿਰ ਵੀ ਏਜੰਟਾਂ ਨੇ ਉਸ ਨੂੰ ਪਹਿਲਾਂ ਹੀ ਉਸ ਦੇ ਪਰਿਵਾਰ ਤੋੋਂ ਦੂਰ ਮੈਕਸੀਕੋ ਡਿਪੋਰਟ ਕਰ
ਦਿੱਤਾ ਹੈ।
ਨਾਮਾਚਾਰ ਨੇ ਕਿਹਾ ਕਿ “ਉਸ ਦੀ ਕੁਰਬਾਨੀ ਨੇ ਟਵਿਨ ਸਿਟੀਜ਼ ਦੇ ਸਾਰੇ ਵਿੰਡੋ ਕਲੀਨਰਾਂ ਨੂੰ ਸੁਰੱਖਿਅਤ ਬਣਾਇਆ, ਭਾਵੇਂ ਉਹ ਕਿਤੇ ਵੀ ਜਨਮੇ ਹੋਣ, ਭਾਵੇਂ ਉਨ੍ਹਾਂ ਦੀ ਨਾਗਰਿਕਤਾ ਕੋਈ ਵੀ ਹੋਵੇ।”
ਯੂਨਾਈਟ ਹਿਅਰ ਦੀ ਲੋਕਲ 17 (ਜੋ ਟਵਿਨ ਸਿਟੀਜ਼ ਦੇ ਮੈਟਰੋ ਏਰੀਆ ਵਿੱਚ 6,000 ਤੋਂ ਵੱਧ ਹੌਸਪਿਟੈਲਿਟੀ ਵਰਕਰਾਂ ਦੀ ਨੁਮਾਇੰਦਗੀ ਕਰਦੀ ਹੈ) ਦੇ ਲਗਭਗ 16 ਮੈਂਬਰ ਅਗਵਾ ਕੀਤੇ ਗਏ ਹਨ, ਅਤੇ
ਮਿਨੀਐਪਲਿਸ ਦਾ ਸੇਂਟ ਪੌਲ ਅੰਤਰਰਾਸ਼ਟਰੀ ਏਅਰਪੋਰਟ ਯੂਨੀਅਨ ਅਤੇ ਨਾਨ ਯੂਨੀਅਨ ਵਰਕਰਾਂ ਦੇ ਵਾਰ ਵਾਰ ਕੀਤੇ ਜਾਣ ਵਾਲੇ ਅਗਵਾਵਾਂ ਦੀ ਸਾਈਟ ਬਣ ਗਿਆ ਹੈ।
ਲੋਕਲ 17 ਦੀ ਸਕੱਤਰ-ਖਜ਼ਾਨਚੀ ਸ਼ੇਘ ਫ੍ਰੀਬਰਗ ਨੇ 9 ਜਨਵਰੀ ਨੂੰ ਟਰਮੀਨਲ 1 ਅੰਦਰ ਇਕ ਪ੍ਰੈੱਸ ਕਾਨਫਰੰਸ ਵਿੱਚ ਕਿਹਾ, “ਉਬਰ ਡਰਾਈਵਰਾਂ ਨੂੰ ਲਗਾਤਾਰ ਹੈਰਾਨ ਕੀਤਾ ਜਾਂਦਾ ਹੈ ਅਤੇ ਚੁੱਕ
ਲਿਆ ਜਾਂਦਾ ਹੈ, ਉਨ੍ਹਾਂ ਦੀਆਂ ਗੱਡੀਆਂ ਨੂੰ ਪਿੱਛੇ ਸੜਕ `ਤੇ ਖੜ੍ਹਾ ਰਹਿਣ ਦਿੱਤਾ ਜਾਂਦਾ ਹੈ ਅਤੇ ਪਰਿਵਾਰਾਂ ਨੂੰ ਪਤਾ ਨਹੀਂ ਹੁੰਦਾ ਕਿ ਉਹ ਕਿੱਥੇ ਹਨ। ਯੂਨਾਈਟ ਹਿਅਰ ਲੋਕਲ 17 ਦੇ ਏਅਰਪੋਰਟ ਤੇ
ਕੰਮ ਕਰਨ ਵਾਲੇ ਮੈਂਬਰਾਂ ਨੂੰ ਟੀ ਐੱਸ ਏ ਦੇ ਪਿੱਛੇ ਲਿਜਾਇਆ ਗਿਆ ਹੈ ਅਤੇ ਆਈਸ ਦੀਆਂ ਫਲਾਈਟਾਂ ਵਧ ਗਈਆਂ ਹਨ — ਕਈ ਵਾਰ ਦਿਨ ਵਿੱਚ ਦੋ ਵਾਰ।”
ਬੰਦ ਦੀ ਅਪੀਲ ਜਾਣ ਤੋਂ ਬਾਅਦ, ਇਸ ਯਤਨ ਵਿੱਚ ਸ਼ਾਮਲ ਹੋਣ ਵਾਲੀਆਂ ਯੂਨੀਅਨਾਂ, ਕਮਿਊਨਿਟੀ ਅਤੇ ਧਾਰਮਿਕ ਸੰਗਠਨਾਂ ਦੀ ਸੂਚੀ ਵਿੱਚ ਵੱਡਾ ਵਾਧਾ ਹੋਇਆ। ਸਰਵਿਸ ਇੰਪਲਾਈਜ਼
ਇੰਟਰਨੈਸ਼ਨਲ ਦੀ ਲੋਕਲ 26 ਅਤੇ ਯੂਨਾਈਟ ਹਿਅਰ ਦੀ ਲੋਕਲ 17 ਤੋਂ ਇਲਾਵਾ ਮਿਨੀਸੋਟਾ ਦੀਆਂ ਨਰਸਾਂ ਦੀ ਐਸੋਸੀਏਸ਼ਨ (ਇੱਕ ਹੋਰ ਮਜ਼ਬੂਤ ਯੂਨੀਅਨ) ਵੀ ਇਸ ਵਿੱਚ ਸ਼ਾਮਲ ਹੋ ਗਈ।
ਲੋਕਲ ਅਤੇ ਰੀਜਨਲ ਲੇਬਰ ਕੌਂਸਲਾਂ ਵੀ ਸ਼ਾਮਲ ਹੋਈਆਂ ਅਤੇ 20 ਜਨਵਰੀ ਨੂੰ ਮਿਨੀਸੋਟਾ ਦੇ 300,000 ਤੋਂ ਵੱਧ ਵਰਕਰਾਂ ਦੀ ਨੁਮਾਇੰਦਗੀ ਕਰਨ ਵਾਲੀ ਮਿਨੀਸੋਟਾ ਦੀ ਏ ਐੱਫ ਐੱਲ -ਸੀ ਆਈ ਓ ਦੇ
ਐਗਜ਼ੀਕਿਊਟਿਵ ਬੋਰਡ ਨੇ ਸ਼ੁੱਕਰਵਾਰ ਦੀ ਵਰਕ ਸਟੌਪੇਜ ਦੀ ਹਿਮਾਇਤ ਕਰਨ ਲਈ ਵੋਟ ਪਾਈ।
ਯੂਨੀਅਨਾਂ ਦੀ ਲਾਮਬੰਦੀ ਸਿਰਫ਼ ਸ਼ਹਿਰੀ ਮੈਟਰੋ ਇਲਾਕਿਆਂ ਤੱਕ ਸੀਮਤ ਨਹੀਂ ਰਹੀ। ਉਦਾਹਰਨ ਲਈ ਸੂਬੇ ਭਰ ਵਿੱਚ ਪਬਲਿਕ ਸਰਵਿਸਿਜ਼, ਨਾਨਪ੍ਰੌਫਿਟ ਅਤੇ ਹੈਲਥਕੇਅਰ ਵਰਕਰਾਂ ਦੀ
ਨੁਮਾਇੰਦਗੀ ਕਰਨ ਵਾਲੀ ਏ ਐੱਫ ਐੱਸ ਸੀ ਐੱਮ ਈ ਕੌਂਸਲ-65 (ਮਿਨੀਸੋਟਾ, ਨੌਰਥ ਡਕੋਟਾ ਅਤੇ ਸਾਊਥ ਡਕੋਟਾ) ਨੇ ਕੁਲੀਸ਼ਨ ਦੀ ਹਿਮਾਇਤ ਕਰਨ ਬਾਰੇ ਬਿਆਨ ਜਾਰੀ ਕੀਤਾ, ਭਾਵੇਂ ਕਿ ਉਹਨੇ ਕੰਮ
ਨਾ ਕਰਨ ਤੱਕ ਦੀ ਗੱਲ ਨਹੀਂ ਕਹੀ।
ਮੈਸੇਚੂਸੈਟਸ ਤੋਂ ਨਿਊਯਾਰਕ, ਸਿ਼ਕਾਗੋ ਤੱਕ ਪੂਰੇ ਦੇਸ਼ ਭਰ ਵਿੱਚ ਸੌਲੀਡੈਰਿਟੀ ਐਕਸ਼ਨ ਹੋਏ। ਕੁਝ ਲੇਬਰ ਅਤੇ ਕਮਿਊਨਿਟੀ ਲੀਡਰ, ਆਰਗੇਨਾਈਜ਼ਰ ਅਤੇ ਸਮਰਥਕ ਵੀ ਇਸ ਬੰਦ ਲਈ ਮਿਨੀਸੋਟਾ